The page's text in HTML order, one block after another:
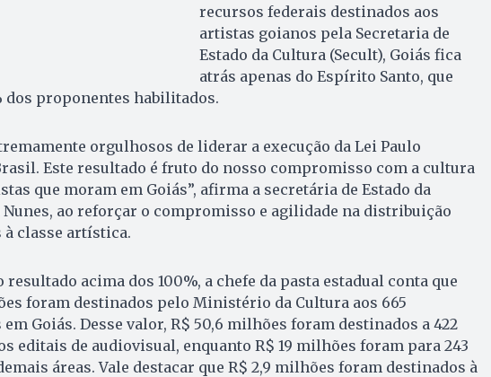
recursos federais destinados aos
artistas goianos pela Secretaria de
Estado da Cultura (Secult), Goiás fica
atrás apenas do Espírito Santo, que
dos proponentes habilitados.
orgulhosos de liderar a execução da Lei Paulo
Este resultado é fruto do nosso compromisso com a cultura
que moram em Goiás”, afirma a secretária de Estado da
Nunes, ao reforçar o compromisso e agilidade na distribuição
à classe artística.
resultado acima dos 100%, a chefe da pasta estadual conta que
foram destinados pelo Ministério da Cultura aos 665
Goiás. Desse valor, R$ 50,6 milhões foram destinados a 422
editais de audiovisual, enquanto R$ 19 milhões foram para 243
áreas. Vale destacar que R$ 2,9 milhões foram destinados à